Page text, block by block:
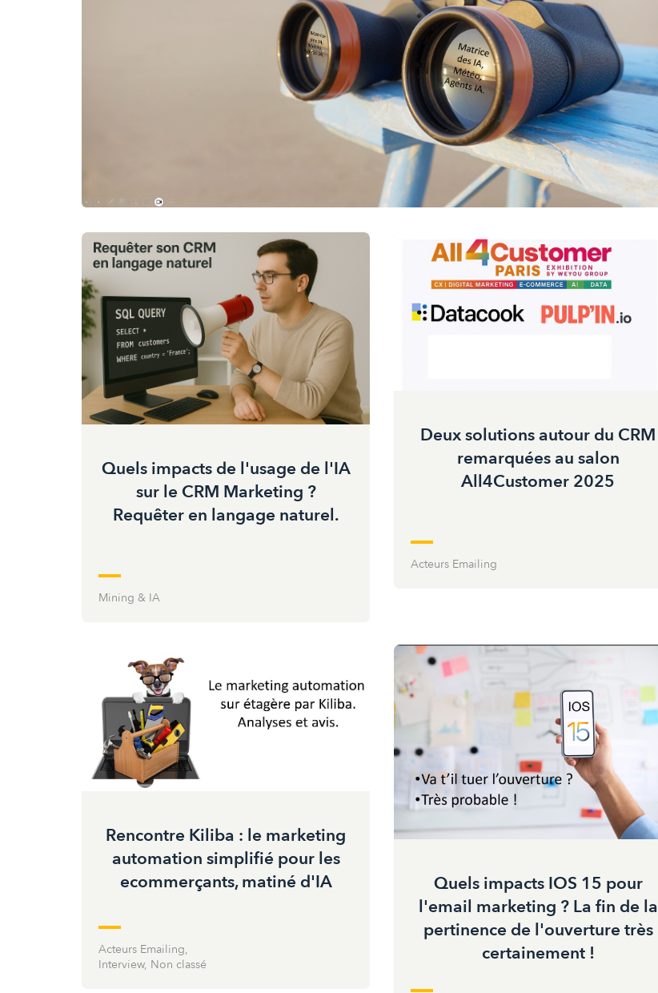
Quels impacts de l'usage de l'IA
sur le CRM Marketing ?
Requêter en langage naturel.
Mining & IA
Deux solutions autour du CRM
remarquées au salon
All4Customer 2025
Acteurs Emailing
Rencontre Kiliba : le marketing
automation simplifié pour les
ecommerçants, matiné d'IA
Acteurs Emailing,
Interview, Non classé
Quels impacts IOS 15 pour
l'email marketing ? La fin de la
pertinence de l'ouverture très
certainement !